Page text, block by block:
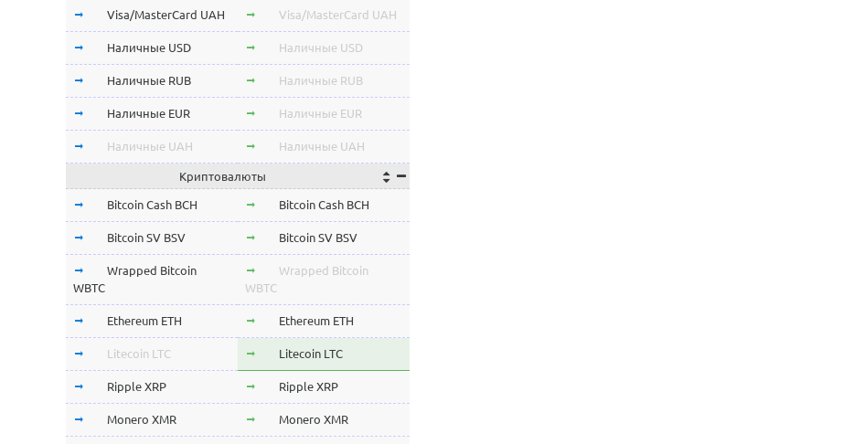
Visa/MasterCard UAH Visa/MasterCard UAH
Наличные USD Наличные USD
Наличные RUB Наличные RUB
Наличные EUR Наличные EUR
Наличные UAH Наличные UAH
Криптовалюты
Bitcoin Cash BCH Bitcoin Cash BCH
Bitcoin SV BSV Bitcoin SV BSV
Wrapped Bitcoin
WBTC
Wrapped Bitcoin
WBTC
Ethereum ETH Ethereum ETH
Litecoin LTC Litecoin LTC
Ripple XRP Ripple XRP
Monero XMR Monero XMR